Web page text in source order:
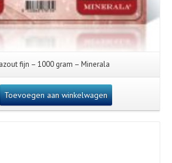
fijn – 1000 gram – Minerala
Toevoegen aan winkelwagen